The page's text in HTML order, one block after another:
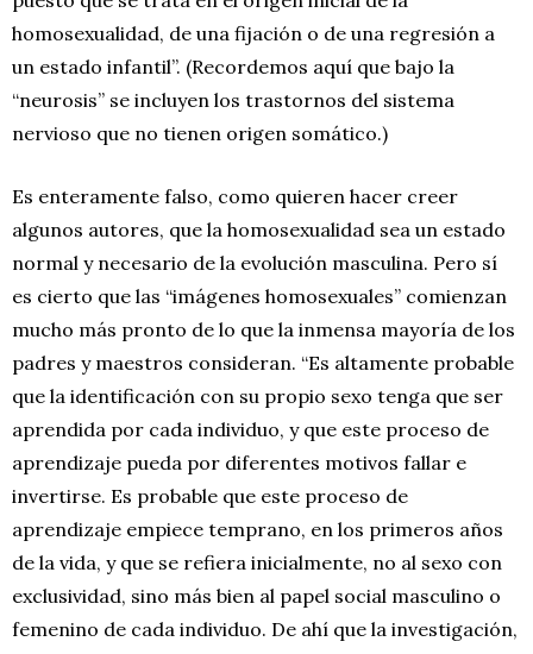
homosexualidad, de una fijación o de una regresión a
un estado infantil”. (Recordemos aquí que bajo la
“neurosis” se incluyen los trastornos del sistema
nervioso que no tienen origen somático.)
Es enteramente falso, como quieren hacer creer
algunos autores, que la homosexualidad sea un estado
normal y necesario de la evolución masculina. Pero sí
es cierto que las “imágenes homosexuales” comienzan
mucho más pronto de lo que la inmensa mayoría de los
padres y maestros consideran. “Es altamente probable
que la identificación con su propio sexo tenga que ser
aprendida por cada individuo, y que este proceso de
aprendizaje pueda por diferentes motivos fallar e
invertirse. Es probable que este proceso de
aprendizaje empiece temprano, en los primeros años
de la vida, y que se refiera inicialmente, no al sexo con
exclusividad, sino más bien al papel social masculino o
femenino de cada individuo. De ahí que la investigación,